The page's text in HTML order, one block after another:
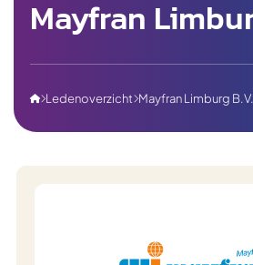
Mayfran
Ledenoverzicht Mayfran Limburg B.V.